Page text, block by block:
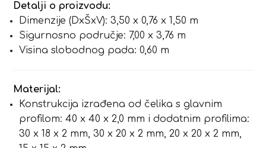
Detalji o proizvodu:
Dimenzije (DxŠxV): 3,50 x 0,76 x 1,50 m
Sigurnosno područje: 7,00 x 3,76 m
Visina slobodnog pada: 0,60 m
Materijal:
Konstrukcija izrađena od čelika s glavnim
profilom: 40 x 40 x 2,0 mm i dodatnim profilima:
30 x 18 x 2 mm, 30 x 20 x 2 mm, 20 x 20 x 2 mm,